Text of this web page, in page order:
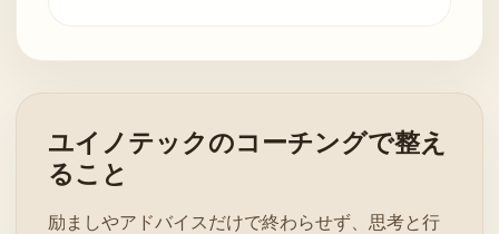
ユイノテックのコーチングで整え
ること
励ましやアドバイスだけで終わらせず、思考と行